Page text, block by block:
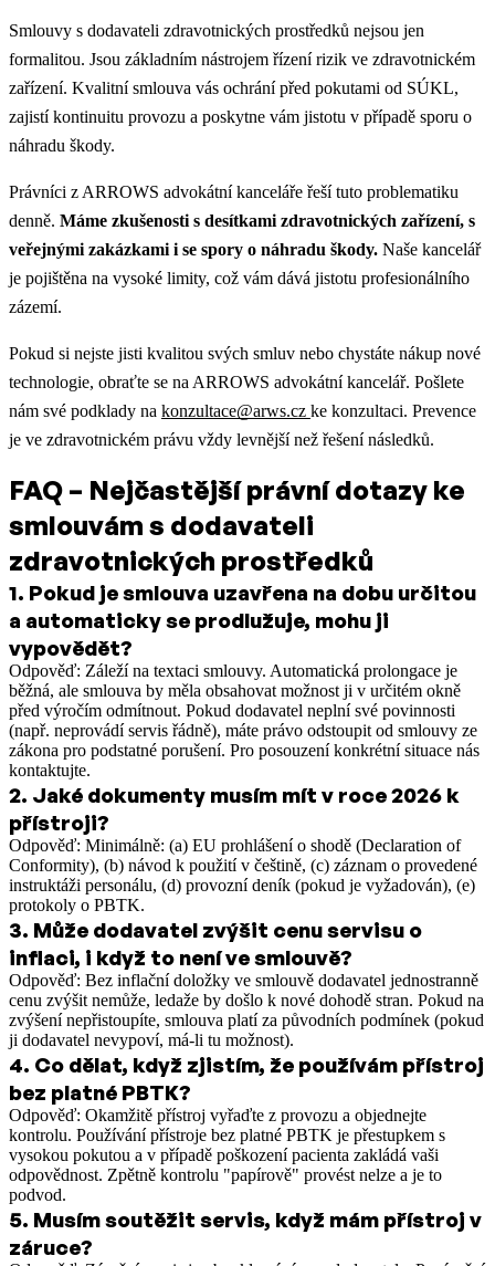
Smlouvy s dodavateli zdravotnických prostředků nejsou jen
formalitou. Jsou základním nástrojem řízení rizik ve zdravotnickém
zařízení. Kvalitní smlouva vás ochrání před pokutami od SÚKL,
zajistí kontinuitu provozu a poskytne vám jistotu v případě sporu o
náhradu škody.
Právníci z ARROWS advokátní kanceláře řeší tuto problematiku
denně. Máme zkušenosti s desítkami zdravotnických zařízení, s
veřejnými zakázkami i se spory o náhradu škody. Naše kancelář
je pojištěna na vysoké limity, což vám dává jistotu profesionálního
zázemí.
Pokud si nejste jisti kvalitou svých smluv nebo chystáte nákup nové
technologie, obraťte se na ARROWS advokátní kancelář. Pošlete
nám své podklady na konzultace@arws.cz ke konzultaci. Prevence
je ve zdravotnickém právu vždy levnější než řešení následků.
FAQ – Nejčastější právní dotazy ke
smlouvám s dodavateli
zdravotnických prostředků
1. Pokud je smlouva uzavřena na dobu určitou
a automaticky se prodlužuje, mohu ji
vypovědět?
Odpověď: Záleží na textaci smlouvy. Automatická prolongace je
běžná, ale smlouva by měla obsahovat možnost ji v určitém okně
před výročím odmítnout. Pokud dodavatel neplní své povinnosti
(např. neprovádí servis řádně), máte právo odstoupit od smlouvy ze
zákona pro podstatné porušení. Pro posouzení konkrétní situace nás
kontaktujte.
2. Jaké dokumenty musím mít v roce 2026 k
přístroji?
Odpověď: Minimálně: (a) EU prohlášení o shodě (Declaration of
Conformity), (b) návod k použití v češtině, (c) záznam o provedené
instruktáži personálu, (d) provozní deník (pokud je vyžadován), (e)
protokoly o PBTK.
3. Může dodavatel zvýšit cenu servisu o
inflaci, i když to není ve smlouvě?
Odpověď: Bez inflační doložky ve smlouvě dodavatel jednostranně
cenu zvýšit nemůže, ledaže by došlo k nové dohodě stran. Pokud na
zvýšení nepřistoupíte, smlouva platí za původních podmínek (pokud
ji dodavatel nevypoví, má-li tu možnost).
4. Co dělat, když zjistím, že používám přístroj
bez platné PBTK?
Odpověď: Okamžitě přístroj vyřaďte z provozu a objednejte
kontrolu. Používání přístroje bez platné PBTK je přestupkem s
vysokou pokutou a v případě poškození pacienta zakládá vaši
odpovědnost. Zpětně kontrolu "papírově" provést nelze a je to
podvod.
5. Musím soutěžit servis, když mám přístroj v
záruce?